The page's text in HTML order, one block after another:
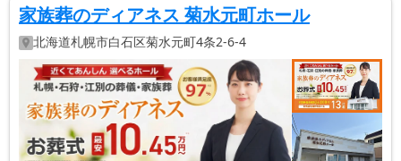
家族葬のディアネス 菊水元町ホール
北海道札幌市白石区菊水元町4条2-6-4